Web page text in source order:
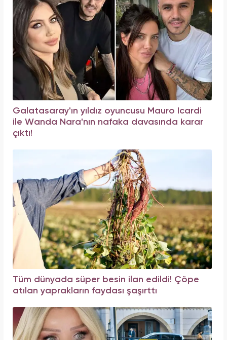
Galatasaray'ın yıldız oyuncusu Mauro Icardi
ile Wanda Nara'nın nafaka davasında karar
çıktı!
Tüm dünyada süper besin ilan edildi! Çöpe
atılan yaprakların faydası şaşırttı